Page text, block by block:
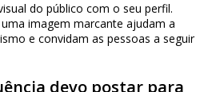
do público com o seu perfil.
imagem marcante ajudam a
e convidam as pessoas a seguir
devo postar para